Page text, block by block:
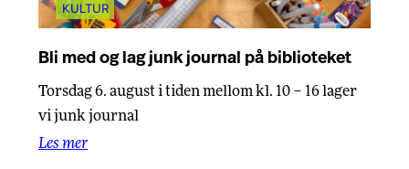
KULTUR
Bli med og lag junk journal på biblioteket
Torsdag 6. august i tiden mellom kl. 10 – 16 lager
vi junk journal
Les mer